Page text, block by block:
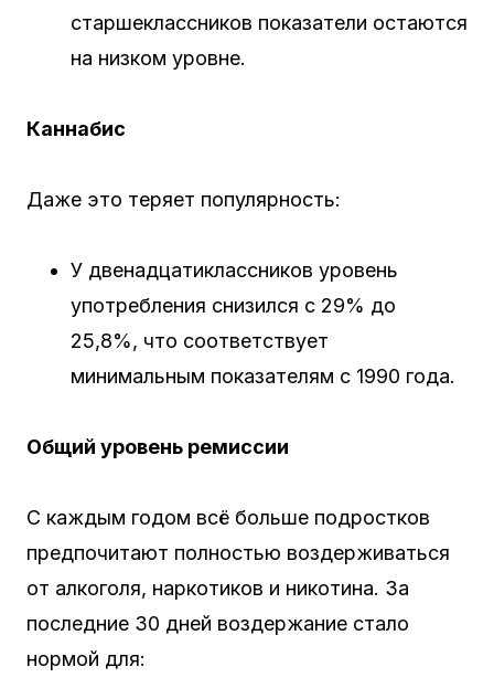
старшеклассников показатели остаются
на низком уровне.
Каннабис
Даже это теряет популярность:
У двенадцатиклассников уровень
употребления снизился с 29% до
25,8%, что соответствует
минимальным показателям с 1990 года.
Общий уровень ремиссии
С каждым годом всё больше подростков
предпочитают полностью воздерживаться
от алкоголя, наркотиков и никотина. За
последние 30 дней воздержание стало
нормой для: